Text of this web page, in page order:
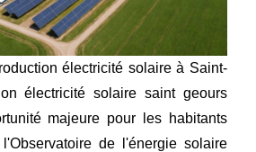
électricité solaire à Saint-
électricité solaire saint geours
majeure pour les habitants
de l'énergie solaire